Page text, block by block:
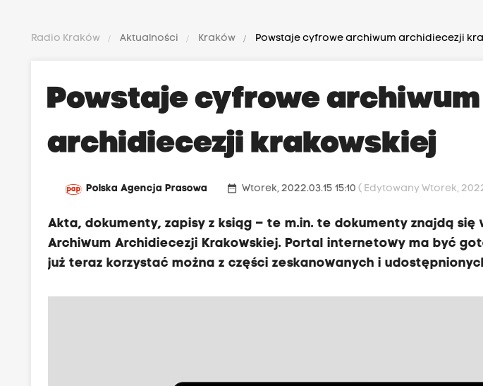
Radio Kraków Aktualności Kraków Powstaje cyfrowe archiwum archidiecezji
Powstaje cyfrowe archiwum
archidiecezji krakowskiej
Polska Agencja Prasowa date_range Wtorek, 2022.03.15 15:10( Edytowany Wtorek,
Akta, dokumenty, zapisy z ksiąg – te m.in. te dokumenty znajdą
Archiwum Archidiecezji Krakowskiej. Portal internetowy ma być
już teraz korzystać można z części zeskanowanych i